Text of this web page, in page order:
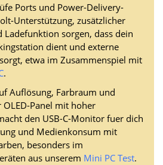
Ports und Power-Delivery-
Unterstützung, zusätzlicher
sorgen, dass dein
dient und externe
etwa im Zusammenspiel mit
.
Auflösung, Farbraum und
OLED-Panel mit hoher
den USB-C-Monitor fuer dich
und Medienkonsum mit
besonders im
aus unserem Mini PC Test.